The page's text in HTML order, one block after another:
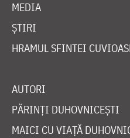
MEDIA
ȘTIRI
HRAMUL SFINTEI
AUTORI
PĂRINȚI DUHOVNICEȘTI
MAICI CU VIAȚĂ